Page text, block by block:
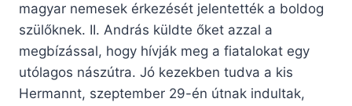
magyar nemesek érkezését jelentették a boldog
szülőknek. II. András küldte őket azzal a
megbízással, hogy hívják meg a fiatalokat egy
utólagos nászútra. Jó kezekben tudva a kis
Hermannt, szeptember 29-én útnak indultak,